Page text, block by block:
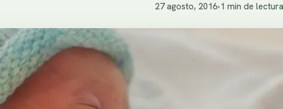
27 agosto, 2016•1 min de lectura